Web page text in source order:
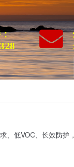
低VOC、长效防护